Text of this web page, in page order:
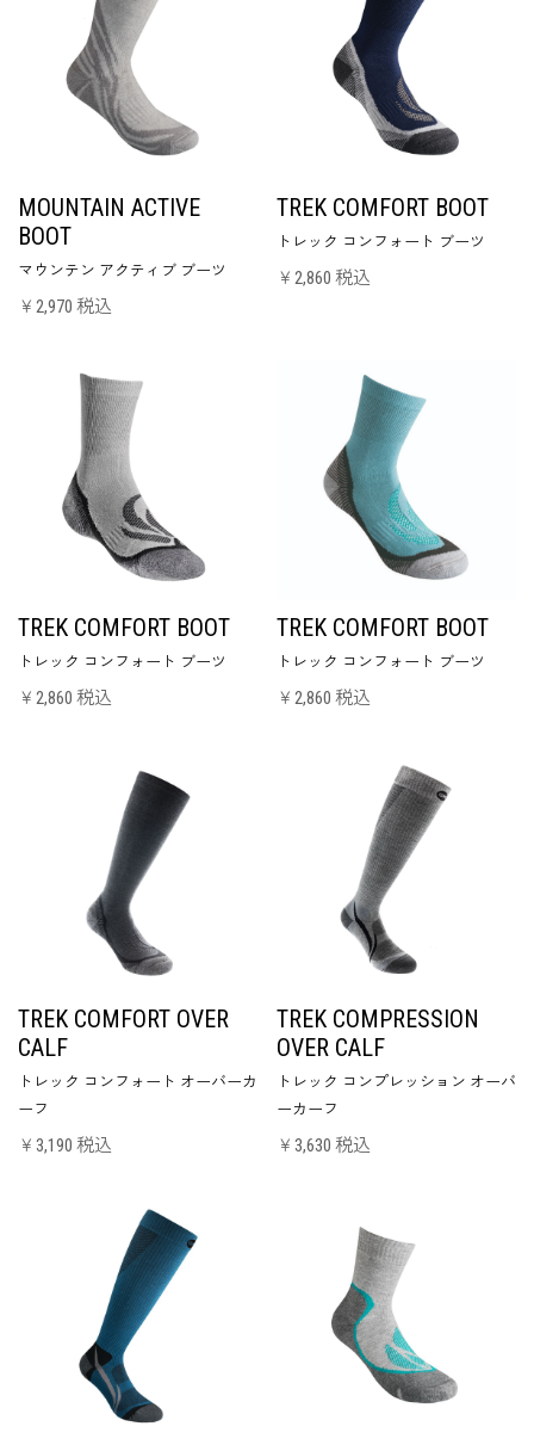
MOUNTAIN ACTIVE
BOOT
マウンテン アクティブ ブーツ
￥2,970 税込
TREK COMFORT BOOT
トレック コンフォート ブーツ
￥2,860 税込
TREK COMFORT BOOT
トレック コンフォート ブーツ
￥2,860 税込
TREK COMFORT BOOT
トレック コンフォート ブーツ
￥2,860 税込
TREK COMFORT OVER
CALF
トレック コンフォート オーバーカ
ーフ
￥3,190 税込
TREK COMPRESSION
OVER CALF
トレック コンプレッション オーバ
ーカーフ
￥3,630 税込